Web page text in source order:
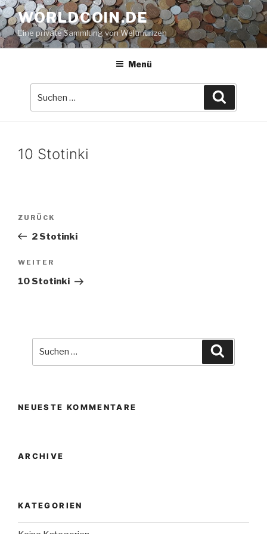
Zum
Inhalt
springen
WORLDCOIN.DE
Eine private Sammlung von Weltmünzen
Menü
10 Stotinki
Beitrags-
Vorheriger
Beitrag
ZURÜCK
2 Stotinki
Nächster
Beitrag
WEITER
10 Stotinki
NEUESTE KOMMENTARE
ARCHIVE
KATEGORIEN